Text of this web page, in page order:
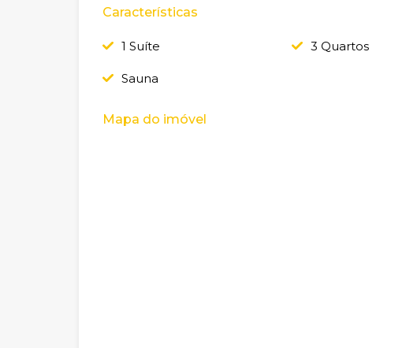
Características
1 Suíte 3 Quartos
Sauna
Mapa do imóvel